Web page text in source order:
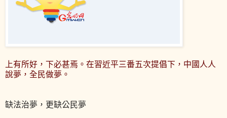
上有所好，下必甚焉。在習近平三番五次提倡下，中國人人
說夢，全民做夢。
缺法治夢，更缺公民夢